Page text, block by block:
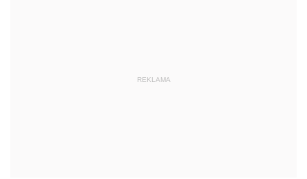
REKLAMA